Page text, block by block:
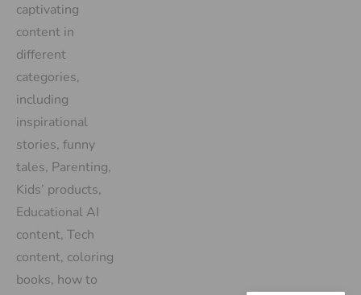
captivating
content in
different
categories,
including
inspirational
stories, funny
tales, Parenting,
Kids’ products,
Educational AI
content, Tech
content, coloring
books, how to